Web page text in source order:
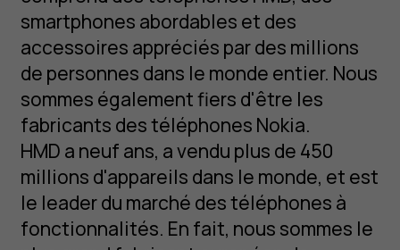
smartphones abordables et des
accessoires appréciés par des millions
de personnes dans le monde entier. Nous
sommes également fiers d'être les
fabricants des téléphones Nokia.
HMD a neuf ans, a vendu plus de 450
millions d'appareils dans le monde, et est
le leader du marché des téléphones à
fonctionnalités. En fait, nous sommes le